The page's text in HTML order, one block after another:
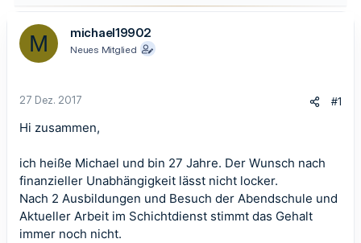
m
M michael19902
Neues Mitglied
27 Dez. 2017 #1
Hi zusammen,
ich heiße Michael und bin 27 Jahre. Der Wunsch nach
finanzieller Unabhängigkeit lässt nicht locker.
Nach 2 Ausbildungen und Besuch der Abendschule und
Aktueller Arbeit im Schichtdienst stimmt das Gehalt
immer noch nicht.